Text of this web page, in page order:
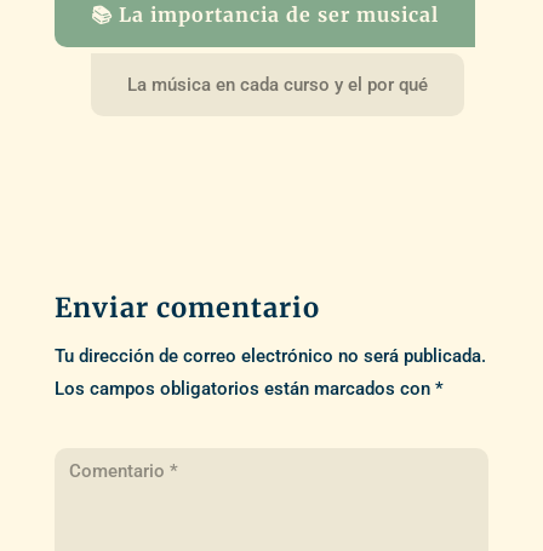
📚 La importancia de ser musical
La música en cada curso y el por qué
Enviar comentario
Tu dirección de correo electrónico no será publicada.
Los campos obligatorios están marcados con *